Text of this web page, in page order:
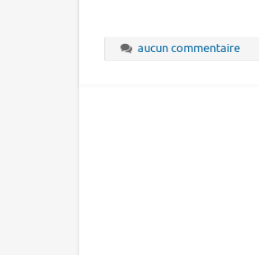
aucun commentaire